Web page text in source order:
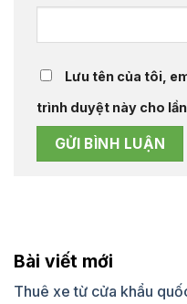
Lưu tên của tôi,
trình duyệt này cho
Bài viết mới
Thuê xe từ cửa khẩu